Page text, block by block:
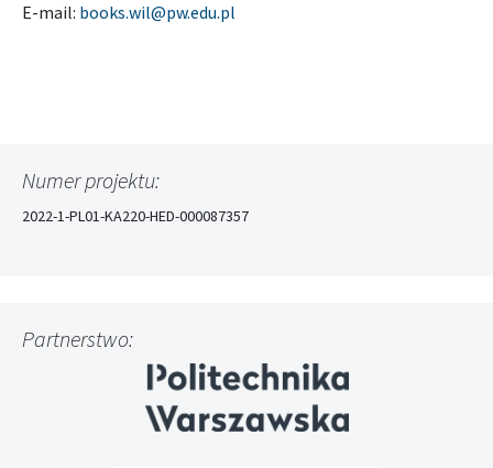
E-mail: books.wil@pw.edu.pl
Numer projektu:
2022-1-PL01-KA220-HED-000087357
Partnerstwo: